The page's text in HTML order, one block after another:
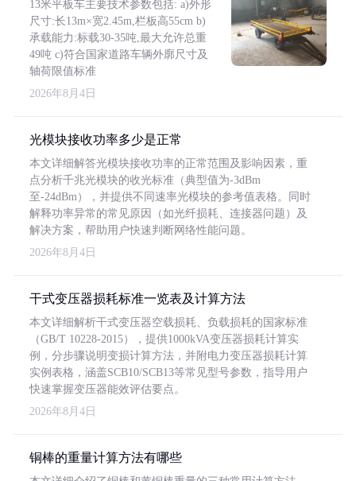
13米平板车主要技术参数包括: a)外形
尺寸:长13m×宽2.45m,栏板高55cm b)
承载能力:标载30-35吨,最大允许总重
49吨 c)符合国家道路车辆外廓尺寸及
轴荷限值标准
2026年8月4日
光模块接收功率多少是正常
本文详细解答光模块接收功率的正常范围及影响因素，重
点分析千兆光模块的收光标准（典型值为-3dBm
至-24dBm），并提供不同速率光模块的参考值表格。同时
解释功率异常的常见原因（如光纤损耗、连接器问题）及
解决方案，帮助用户快速判断网络性能问题。
2026年8月4日
干式变压器损耗标准一览表及计算方法
本文详细解析干式变压器空载损耗、负载损耗的国家标准
（GB/T 10228-2015），提供1000kVA变压器损耗计算实
例，分步骤说明变损计算方法，并附电力变压器损耗计算
实例表格，涵盖SCB10/SCB13等常见型号参数，指导用户
快速掌握变压器能效评估要点。
2026年8月4日
铜棒的重量计算方法有哪些